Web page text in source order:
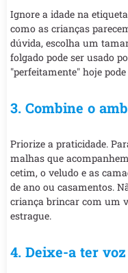
Ignore a idade na
como as crianças
dúvida, escolha um
folgado pode ser usado
"perfeitamente" hoje
3. Combine o
Priorize a praticidade.
malhas que
cetim, o veludo e as
de ano ou casamentos.
criança brincar com um
estrague.
4. Deixe-a ter voz